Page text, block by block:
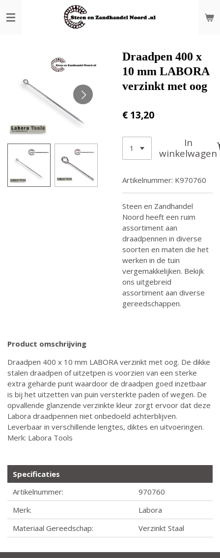
direct
Draadpen 400 x
10 mm LABORA
verzinkt met oog
€ 13,20
In
winkelwagen
Artikelnummer: K970760
Steen en Zandhandel
Noord heeft een ruim
assortiment aan
draadpennen in diverse
soorten en maten die het
werken in de tuin
vergemakkelijken. Bekijk
ons uitgebreid
assortiment aan diverse
gereedschappen.
Product omschrijving
Draadpen 400 x 10 mm LABORA verzinkt met oog. De dikke
stalen draadpen of uitzetpen is voorzien van een sterke
extra geharde punt waardoor de draadpen goed inzetbaar
is bij het uitzetten van puin versterkte paden of wegen. De
opvallende glanzende verzinkte kleur zorgt ervoor dat deze
Labora draadpennen niet onbedoeld achterblijven.
Leverbaar in verschillende lengtes, diktes en uitvoeringen.
Merk: Labora Tools
Specificaties
Artikelnummer:
970760
Merk:
Labora
Materiaal Gereedschap:
Verzinkt Staal